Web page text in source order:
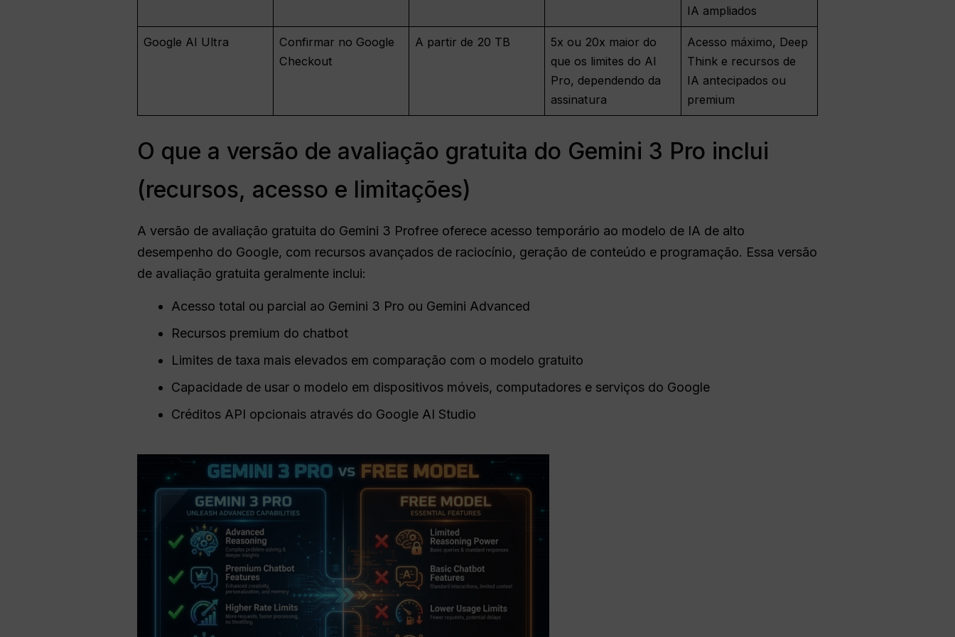
IA ampliados
Google AI Ultra
Confirmar no Google
Checkout
A partir de 20 TB
5x ou 20x maior do
que os limites do AI
Pro, dependendo da
assinatura
Acesso máximo, Deep
Think e recursos de
IA antecipados ou
premium
O que a versão de avaliação gratuita do Gemini 3 Pro inclui
(recursos, acesso e limitações)
A versão de avaliação gratuita do Gemini 3 Profree oferece acesso temporário ao modelo de IA de alto
desempenho do Google, com recursos avançados de raciocínio, geração de conteúdo e programação. Essa versão
de avaliação gratuita geralmente inclui:
Acesso total ou parcial ao Gemini 3 Pro ou Gemini Advanced
Recursos premium do chatbot
Limites de taxa mais elevados em comparação com o modelo gratuito
Capacidade de usar o modelo em dispositivos móveis, computadores e serviços do Google
Créditos API opcionais através do Google AI Studio